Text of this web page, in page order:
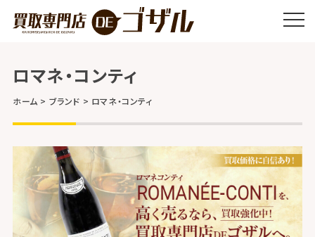
ロマネ・コンティ
ホーム ブランド ロマネ・コンティ